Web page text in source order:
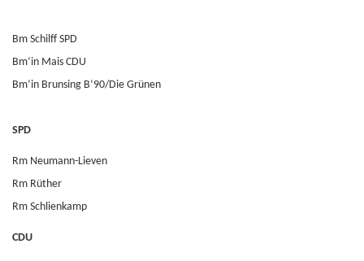
Bm Schilff SPD
Bm‘in Mais CDU
Bm’in Brunsing B‘90/Die Grünen
SPD
Rm Neumann-Lieven
Rm Rüther
Rm Schlienkamp
CDU